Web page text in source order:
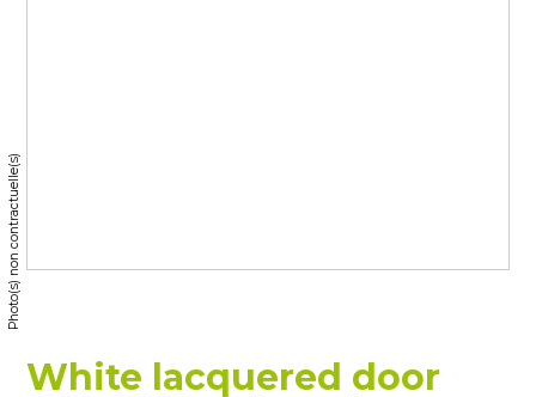
Photo(s) non contractuelle(s)
White lacquered door